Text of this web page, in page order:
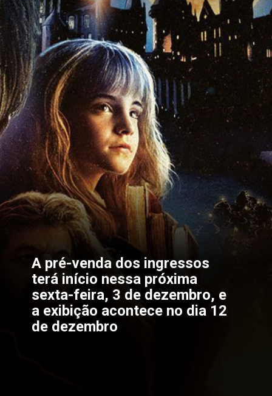
A pré-venda dos ingressos
terá início nessa próxima
sexta-feira, 3 de dezembro, e
a exibição acontece no dia 12
de dezembro